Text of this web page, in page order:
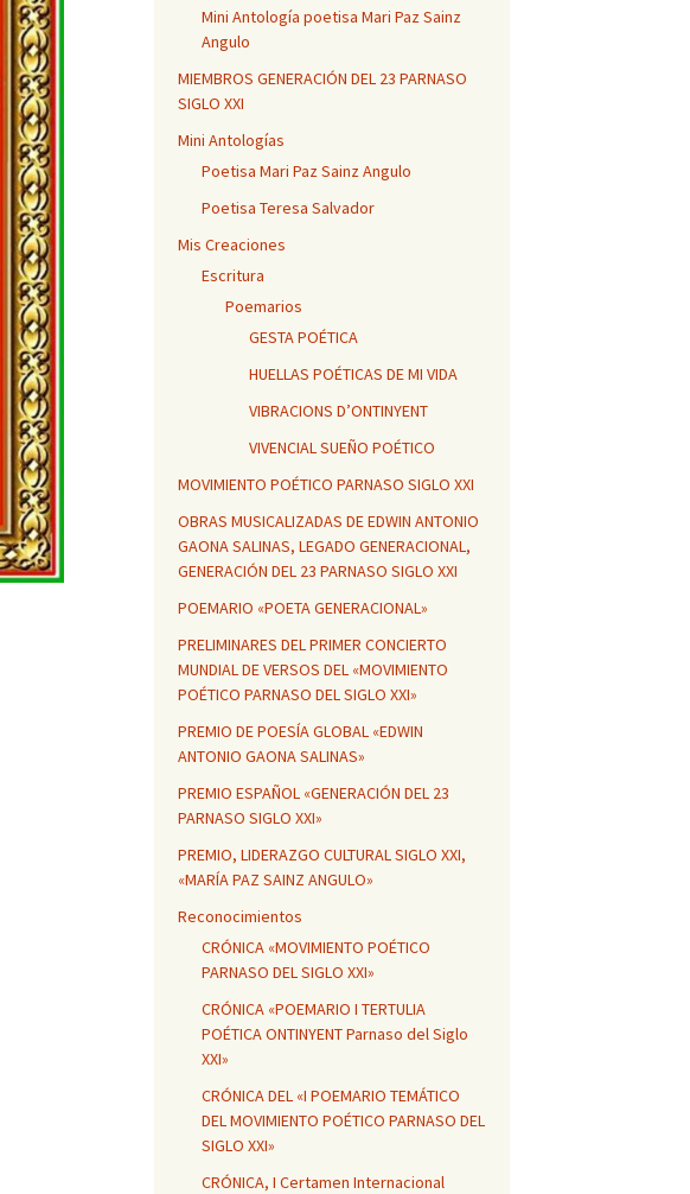
Mini Antología poetisa Mari Paz Sainz
Angulo
MIEMBROS GENERACIÓN DEL 23 PARNASO
SIGLO XXI
Mini Antologías
Poetisa Mari Paz Sainz Angulo
Poetisa Teresa Salvador
Mis Creaciones
Escritura
Poemarios
GESTA POÉTICA
HUELLAS POÉTICAS DE MI VIDA
VIBRACIONS D’ONTINYENT
VIVENCIAL SUEÑO POÉTICO
MOVIMIENTO POÉTICO PARNASO SIGLO XXI
OBRAS MUSICALIZADAS DE EDWIN ANTONIO
GAONA SALINAS, LEGADO GENERACIONAL,
GENERACIÓN DEL 23 PARNASO SIGLO XXI
POEMARIO «POETA GENERACIONAL»
PRELIMINARES DEL PRIMER CONCIERTO
MUNDIAL DE VERSOS DEL «MOVIMIENTO
POÉTICO PARNASO DEL SIGLO XXI»
PREMIO DE POESÍA GLOBAL «EDWIN
ANTONIO GAONA SALINAS»
PREMIO ESPAÑOL «GENERACIÓN DEL 23
PARNASO SIGLO XXI»
PREMIO, LIDERAZGO CULTURAL SIGLO XXI,
«MARÍA PAZ SAINZ ANGULO»
Reconocimientos
CRÓNICA «MOVIMIENTO POÉTICO
PARNASO DEL SIGLO XXI»
CRÓNICA «POEMARIO I TERTULIA
POÉTICA ONTINYENT Parnaso del Siglo
XXI»
CRÓNICA DEL «I POEMARIO TEMÁTICO
DEL MOVIMIENTO POÉTICO PARNASO DEL
SIGLO XXI»
CRÓNICA, I Certamen Internacional